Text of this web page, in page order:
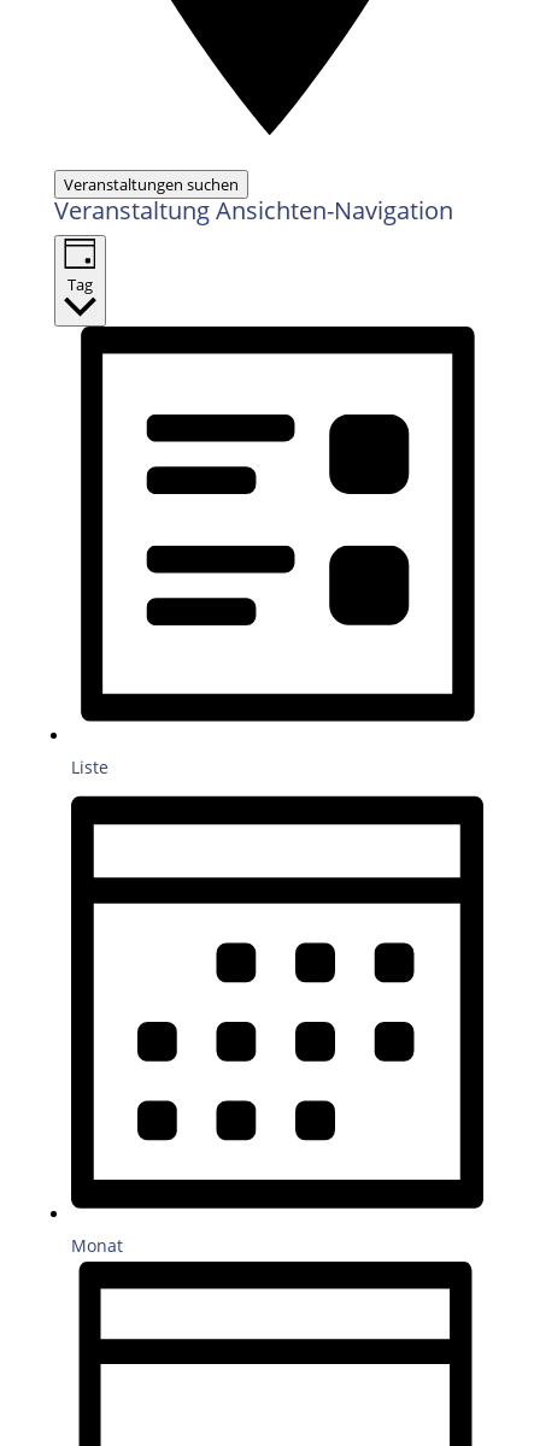
Veranstaltungen suchen
Veranstaltung Ansichten-Navigation
Tag
Liste
Monat